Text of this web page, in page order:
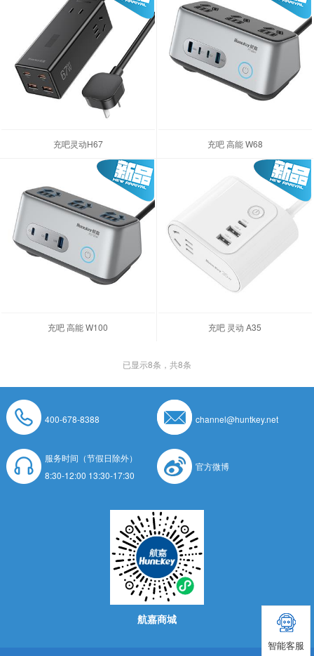
充吧灵动H67 充吧 高能 W68
充吧 高能 W100 充吧 灵动 A35
已显示8条，共8条
400-678-8388 channel@huntkey.net
服务时间（节假日除外）
8:30-12:00 13:30-17:30
官方微博
航嘉商城
智能客服